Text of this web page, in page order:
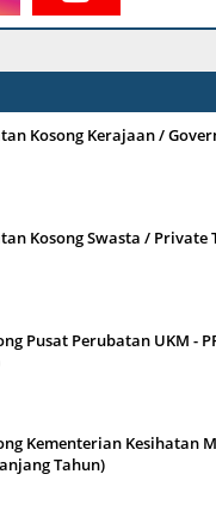
Kosong Kerajaan /
Kosong Swasta / Private
Pusat Perubatan UKM -
Kementerian Kesihatan
Tahun)